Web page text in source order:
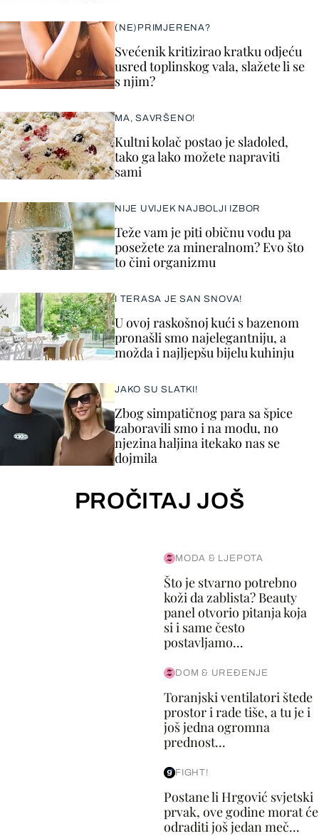
(NE)PRIMJERENA?
Svećenik kritizirao kratku odjeću
usred toplinskog vala, slažete li se
s njim?
MA, SAVRŠENO!
Kultni kolač postao je sladoled,
tako ga lako možete napraviti
sami
NIJE UVIJEK NAJBOLJI IZBOR
Teže vam je piti običnu vodu pa
posežete za mineralnom? Evo što
to čini organizmu
I TERASA JE SAN SNOVA!
U ovoj raskošnoj kući s bazenom
pronašli smo najelegantniju, a
možda i najljepšu bijelu kuhinju
JAKO SU SLATKI!
Zbog simpatičnog para sa špice
zaboravili smo i na modu, no
njezina haljina itekako nas se
dojmila
PROČITAJ JOŠ
MODA & LJEPOTA
Što je stvarno potrebno
koži da zablista? Beauty
panel otvorio pitanja koja
si i same često
postavljamo...
DOM & UREĐENJE
Toranjski ventilatori štede
prostor i rade tiše, a tu je i
još jedna ogromna
prednost...
FIGHT!
Postane li Hrgović svjetski
prvak, ove godine morat će
odraditi još jedan meč...